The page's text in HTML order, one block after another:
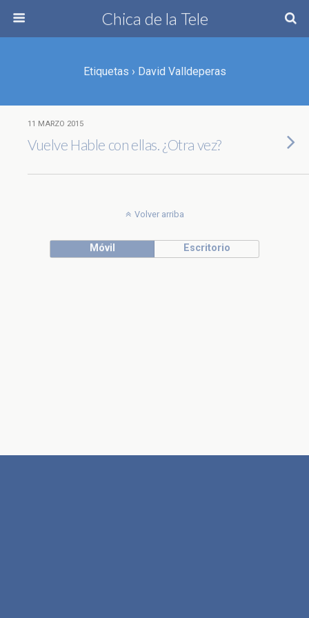
Chica de la Tele
Etiquetas › David Valldeperas
11 MARZO 2015
Vuelve Hable con ellas. ¿Otra vez?
Volver arriba
Móvil Escritorio